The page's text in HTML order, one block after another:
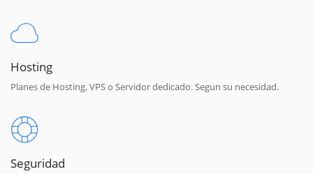
Hosting
Planes de Hosting, VPS o Servidor dedicado. Segun su necesidad.
Seguridad